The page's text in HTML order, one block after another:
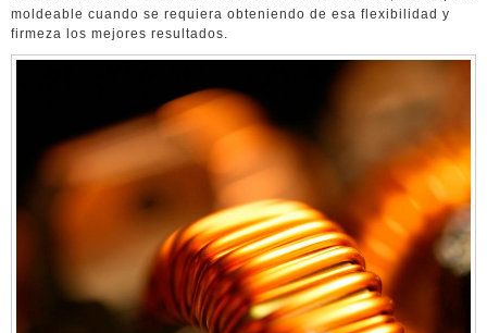
moldeable cuando se requiera obteniendo de esa flexibilidad y
firmeza los mejores resultados.